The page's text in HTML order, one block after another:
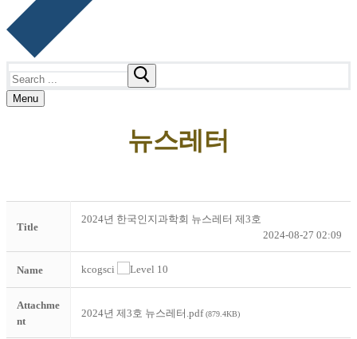
for:
Menu
뉴스레터
Title
2024년 한국인지과학회 뉴스레터 제3호
2024-08-27 02:09
Name kcogsci
Attachme
nt
2024년 제3호 뉴스레터.pdf(879.4KB)